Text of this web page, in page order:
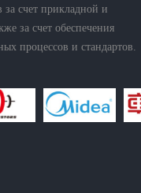
счет прикладной и
за счет обеспечения
процессов и стандартов.